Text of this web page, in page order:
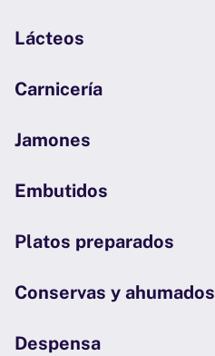
Lácteos
Carnicería
Jamones
Embutidos
Platos preparados
Conservas y ahumados
Despensa